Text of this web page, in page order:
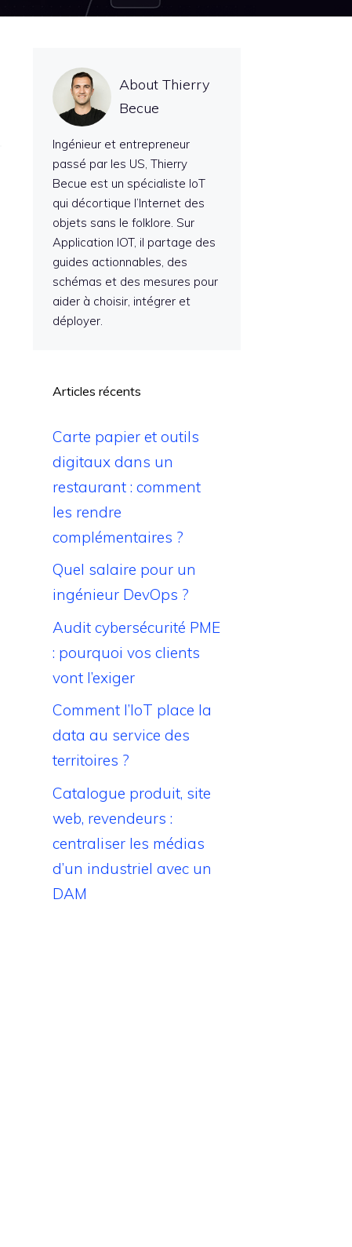
About Thierry
Becue
Ingénieur et entrepreneur
passé par les US, Thierry
Becue est un spécialiste IoT
qui décortique l’Internet des
objets sans le folklore. Sur
Application IOT, il partage des
guides actionnables, des
schémas et des mesures pour
aider à choisir, intégrer et
déployer.
Articles récents
Carte papier et outils
digitaux dans un
restaurant : comment
les rendre
complémentaires ?
Quel salaire pour un
ingénieur DevOps ?
Audit cybersécurité PME
: pourquoi vos clients
vont l’exiger
Comment l’IoT place la
data au service des
territoires ?
Catalogue produit, site
web, revendeurs :
centraliser les médias
d’un industriel avec un
DAM